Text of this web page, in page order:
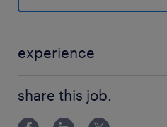
＊チームで分担して作業
＊詳細、お気軽に問い合
experience
は先輩社員がペアになって丁
ールもしっかりしているので
share this job.